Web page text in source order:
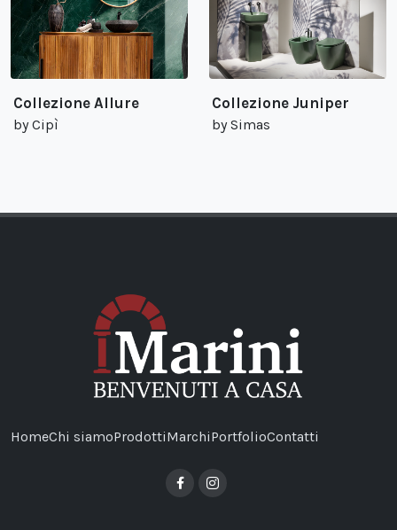
Collezione Allure
by Cipì
Collezione Juniper
by Simas
HomeChi siamoProdottiMarchiPortfolioContatti